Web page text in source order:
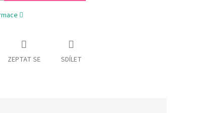
ZEPTAT SE SDÍLET